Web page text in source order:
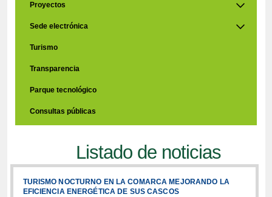
Proyectos
Sede electrónica
Turismo
Transparencia
Parque tecnológico
Consultas públicas
Listado de noticias
TURISMO NOCTURNO EN LA COMARCA MEJORANDO LA
EFICIENCIA ENERGÉTICA DE SUS CASCOS